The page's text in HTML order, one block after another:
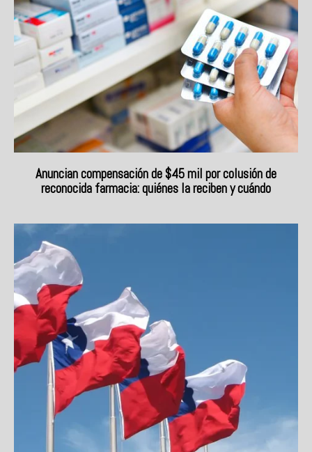
Anuncian compensación de $45 mil por colusión de
reconocida farmacia: quiénes la reciben y cuándo